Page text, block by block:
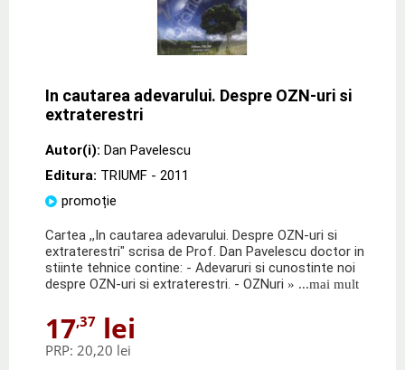
In cautarea adevarului. Despre OZN-uri si
extraterestri
Autor(i): Dan Pavelescu
Editura: TRIUMF - 2011
promoție
Cartea ,,In cautarea adevarului. Despre OZN-uri si
extraterestri" scrisa de Prof. Dan Pavelescu doctor in
stiinte tehnice contine: - Adevaruri si cunostinte noi
despre OZN-uri si extraterestri. - OZNuri » ...mai mult
17,37 lei
PRP: 20,20 lei